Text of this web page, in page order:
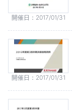
開催日 2017/01/31
開催日 2017/01/31